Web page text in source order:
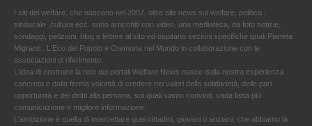
I siti del welfare, che nascono nel 2002, oltre alle news sul welfare, politica ,
sindacale ,cultura ecc. sono arricchiti con video, una mediateca, da foto notizie,
sondaggi, petizioni, blog e lettere al sito ed ospitano sezioni specifiche quali Pianeta
Migranti , L'Eco del Popolo e Cremona nel Mondo in collaborazione con le
associazioni di riferimento.
L'idea di costruire la rete dei portali Welfare News nasce dalla nostra esperienza
concreta e dalla ferma volontà di credere nei valori della solidarietà, delle pari
opportunità e dei diritti alla persona, sui quali siamo convinti, vada fatta più
comunicazione e migliore informazione.
L'ambizione è quella di intercettare quei cittadini, giovani o anziani, che abbiamo la